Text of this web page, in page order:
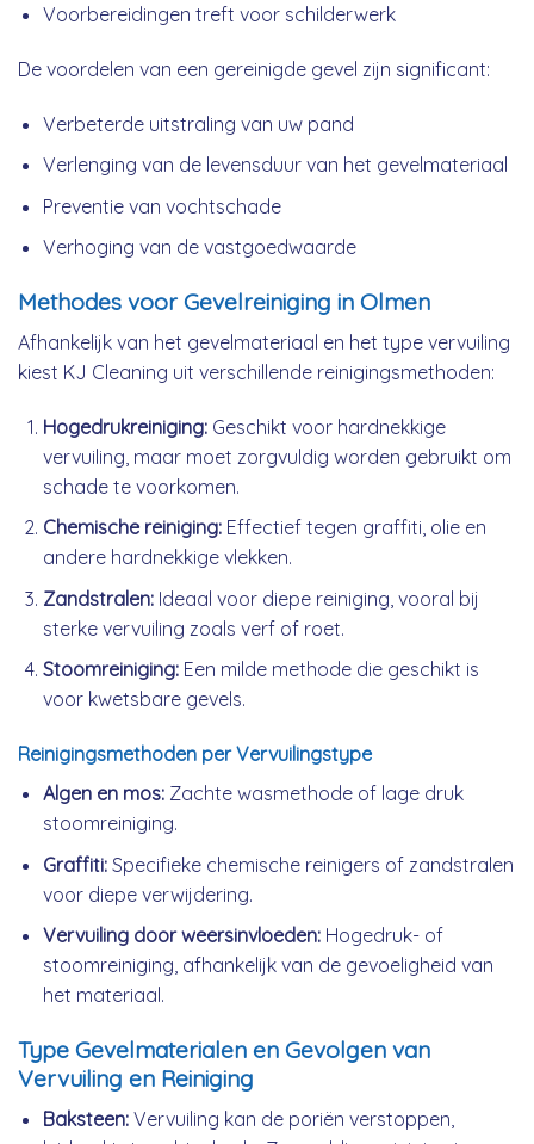
Voorbereidingen treft voor schilderwerk
De voordelen van een gereinigde gevel zijn significant:
Verbeterde uitstraling van uw pand
Verlenging van de levensduur van het gevelmateriaal
Preventie van vochtschade
Verhoging van de vastgoedwaarde
Methodes voor Gevelreiniging in Olmen
Afhankelijk van het gevelmateriaal en het type vervuiling
kiest KJ Cleaning uit verschillende reinigingsmethoden:
Hogedrukreiniging:Geschikt voor hardnekkige
vervuiling, maar moet zorgvuldig worden gebruikt om
schade te voorkomen.
Chemische reiniging:Effectief tegen graffiti, olie en
andere hardnekkige vlekken.
Zandstralen:Ideaal voor diepe reiniging, vooral bij
sterke vervuiling zoals verf of roet.
Stoomreiniging:Een milde methode die geschikt is
voor kwetsbare gevels.
Reinigingsmethoden per Vervuilingstype
Algen en mos:Zachte wasmethode of lage druk
stoomreiniging.
Graffiti:Specifieke chemische reinigers of zandstralen
voor diepe verwijdering.
Vervuiling door weersinvloeden:Hogedruk- of
stoomreiniging, afhankelijk van de gevoeligheid van
het materiaal.
Type Gevelmaterialen en Gevolgen van
Vervuiling en Reiniging
Baksteen:Vervuiling kan de poriën verstoppen,